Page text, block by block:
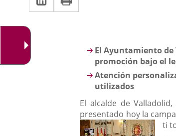
aplicación
a
aplicaciónDescripción
El Ayuntamiento de
promoción bajo el
Atención
utilizados
El alcalde de
presentado hoy la
ti